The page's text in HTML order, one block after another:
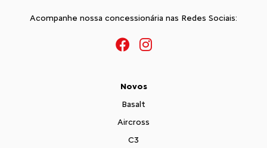
Acompanhe nossa concessionária nas Redes Sociais:
Novos
Basalt
Aircross
C3